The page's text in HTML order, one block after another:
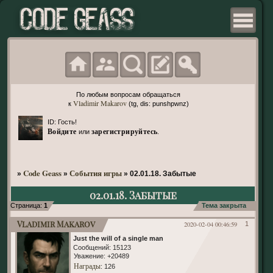
По любым вопросам обращаться
к Vladimir Makarov(tg, dis: punshpwnz)
ID: Гость!
Войдите или зарегистрируйтесь
» Code Geass » События игры » 02.01.18. Забытые
02.01.18. Забытые
Страница: 1 Тема закрыта
1
2020-02-04 00:46:59
Vladimir Makarov
Just the will of a single man
Сообщений: 15123
Уважение: +20489
Награды: 126